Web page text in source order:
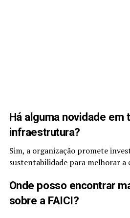
Há alguma novidade em
infraestrutura?
Sim, a organização promete
sustentabilidade para melhorar a
Onde posso encontrar
sobre a FAICI?